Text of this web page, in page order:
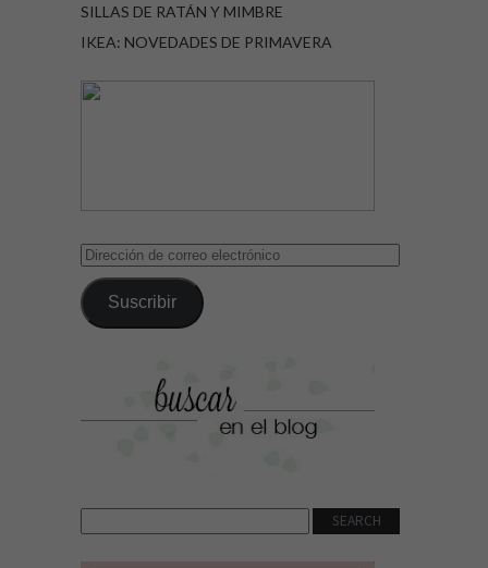
SILLAS DE RATÁN Y MIMBRE
IKEA: NOVEDADES DE PRIMAVERA
Dirección
correo
electrónico
Suscribir